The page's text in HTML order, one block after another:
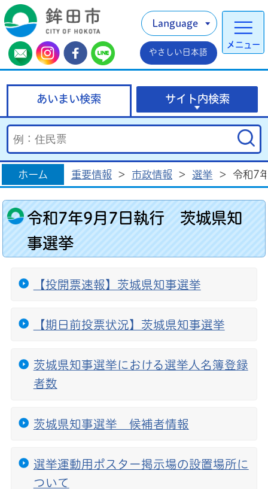
メニュー
Language
やさしい日本語
あいまい検索 サイト内検索
ホーム 重要情報 > 市政情報 > 選挙 > 令和7
令和7年9月7日執行 茨城県知
事選挙
【投開票速報】茨城県知事選挙
【期日前投票状況】茨城県知事選挙
茨城県知事選挙における選挙人名簿登録
者数
茨城県知事選挙 候補者情報
選挙運動用ポスター掲示場の設置場所に
ついて